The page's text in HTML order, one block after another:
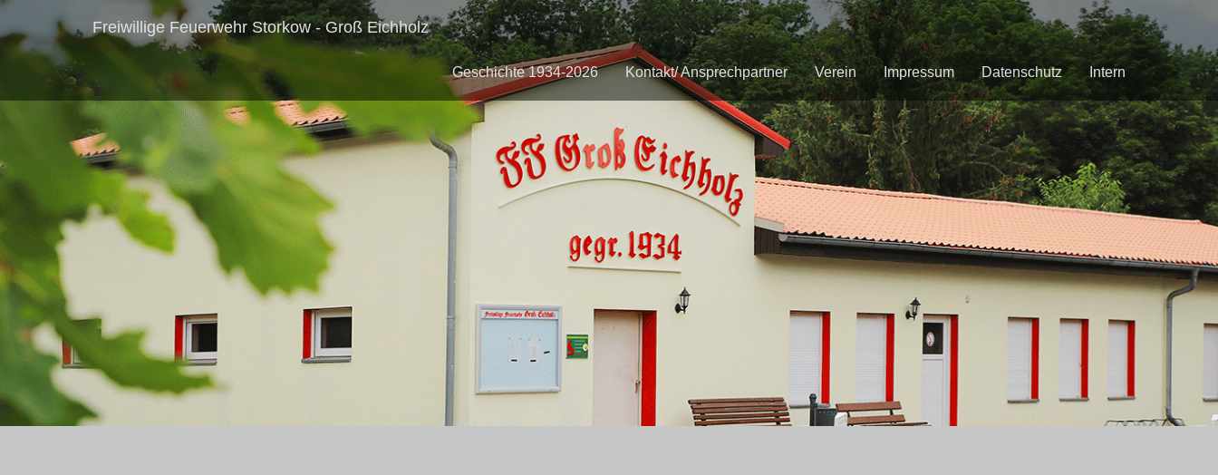
Freiwillige Feuerwehr Storkow - Groß Eichholz
Geschichte 1934-2026 Kontakt/ Ansprechpartner Verein Impressum Datenschutz Intern